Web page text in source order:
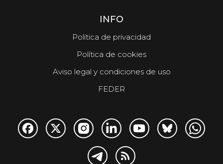
INFO
Política de privacidad
Política de cookies
Aviso legal y condiciones de uso
FEDER